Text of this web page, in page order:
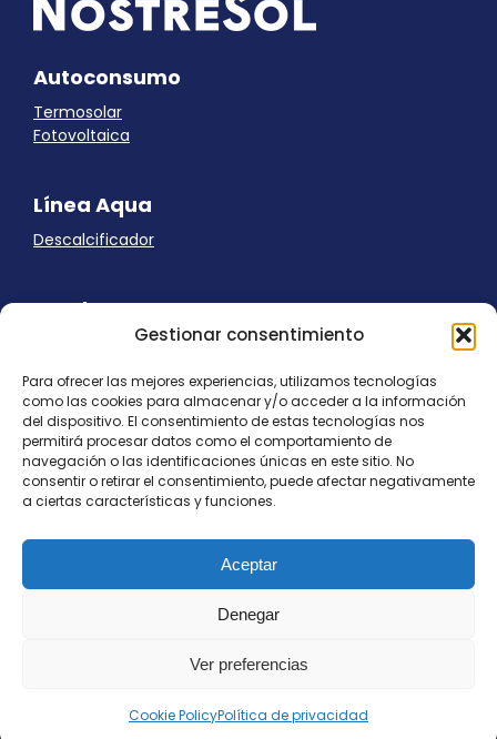
Gestionar consentimiento
Para ofrecer las mejores experiencias, utilizamos tecnologías
como las cookies para almacenar y/o acceder a la información
del dispositivo. El consentimiento de estas tecnologías nos
permitirá procesar datos como el comportamiento de
navegación o las identificaciones únicas en este sitio. No
consentir o retirar el consentimiento, puede afectar negativamente
a ciertas características y funciones.
Aceptar
Denegar
Ver preferencias
Cookie PolicyPolítica de privacidad
Autoconsumo
Termosolar
Fotovoltaica
Línea Aqua
Descalcificador
Ayuda
Panel Cookies
Política de privacidad
contacto@nostresol.com
Canal de Denuncias
Trabaja con nosotros
contacto@nostresol.com